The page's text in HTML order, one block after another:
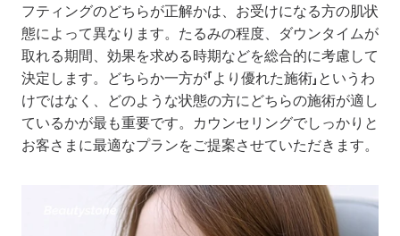
フティングのどちらが正解かは、お受けになる方の肌状
態によって異なります。たるみの程度、ダウンタイムが
取れる期間、効果を求める時期などを総合的に考慮して
決定します。どちらか一方が「より優れた施術」というわ
けではなく、どのような状態の方にどちらの施術が適し
ているかが最も重要です。カウンセリングでしっかりと
お客さまに最適なプランをご提案させていただきます。